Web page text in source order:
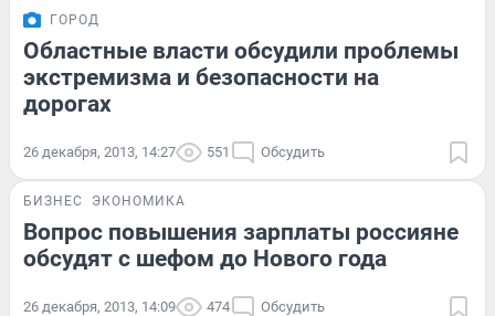
ГОРОД
Областные власти обсудили проблемы
экстремизма и безопасности на
дорогах
26 декабря, 2013, 14:27 551 Обсудить
БИЗНЕС ЭКОНОМИКА
Вопрос повышения зарплаты россияне
обсудят с шефом до Нового года
26 декабря, 2013, 14:09 474 Обсудить